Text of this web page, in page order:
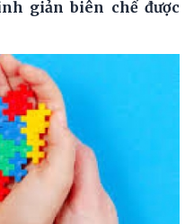
giản biên chế được